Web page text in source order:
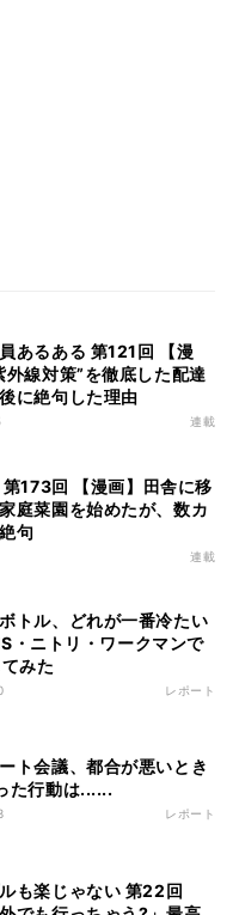
あるある 第121回 【漫
外線対策”を徹底した配達
に絶句した理由
連載
173回 【漫画】田舎に移
庭菜園を始めたが、数カ
句
連載
トル、どれが一番冷たい
・ニトリ・ワークマンで
みた
レポート
ト会議、都合が悪いとき
た行動は......
レポート
も楽じゃない 第22回